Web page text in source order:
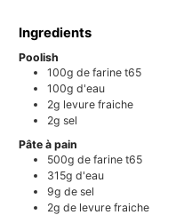
Ingredients
Poolish
100g de farine t65
100g d'eau
2g levure fraiche
2g sel
Pâte à pain
500g de farine t65
315g d'eau
9g de sel
2g de levure fraiche